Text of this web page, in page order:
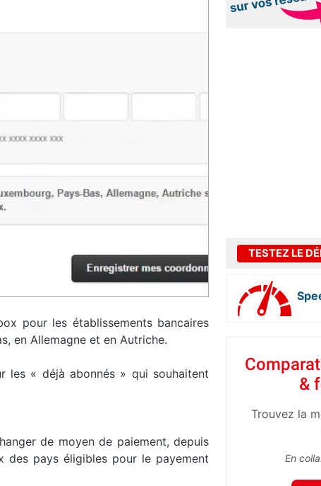
pour les établissements bancaires
en Allemagne et en Autriche.
les « déjà abonnés » qui souhaitent
de moyen de paiement, depuis
des pays éligibles pour le payement
TESTEZ LE
&
Trouvez la
En